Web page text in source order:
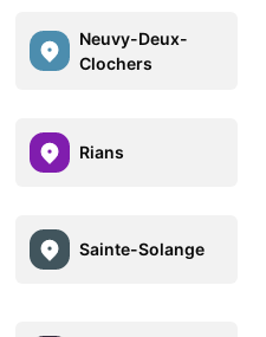
Neuvy-Deux-
Clochers
Rians
Sainte-Solange